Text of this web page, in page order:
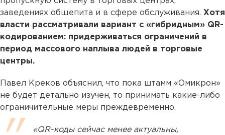
заведениях общепита и в сфере обслуживания. Хотя
власти рассматривали вариант с «гибридным» QR-
кодированием: придерживаться ограничений в
период массового наплыва людей в торговые
центры.
Павел Креков объяснил, что пока штамм «Омикрон»
не будет детально изучен, то принимать какие-либо
ограничительные меры преждевременно.
«QR-коды сейчас менее актуальны,